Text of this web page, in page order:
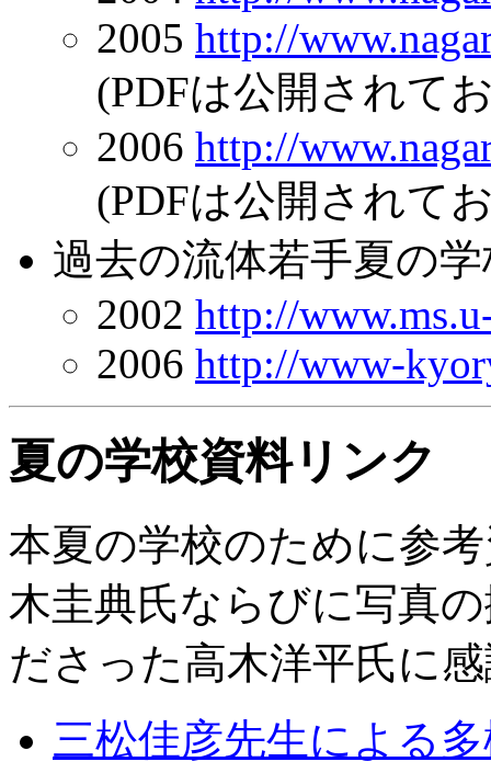
2005 http://
(PDFは公開されて
2006 http://
(PDFは公開されて
過去の流体若手夏の
2002 http://
2006 http://www-
夏の学校資料リンク
本夏の学校のために参
木圭典氏ならびに写真
ださった高木洋平氏に
三松佳彦先生による